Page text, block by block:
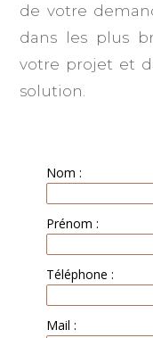
de votre
dans les plus
votre projet et
solution.
Nom :
Prénom :
Téléphone :
Mail :